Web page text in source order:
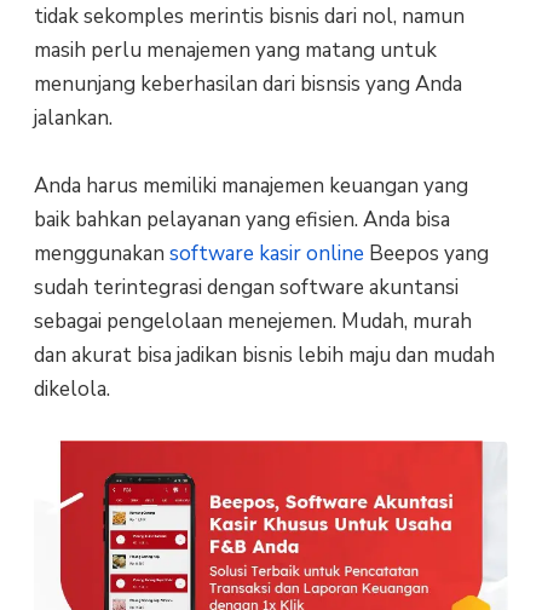
tidak sekomples merintis bisnis dari nol, namun
masih perlu menajemen yang matang untuk
menunjang keberhasilan dari bisnsis yang Anda
jalankan.
Anda harus memiliki manajemen keuangan yang
baik bahkan pelayanan yang efisien. Anda bisa
menggunakan software kasir online Beepos yang
sudah terintegrasi dengan software akuntansi
sebagai pengelolaan menejemen. Mudah, murah
dan akurat bisa jadikan bisnis lebih maju dan mudah
dikelola.